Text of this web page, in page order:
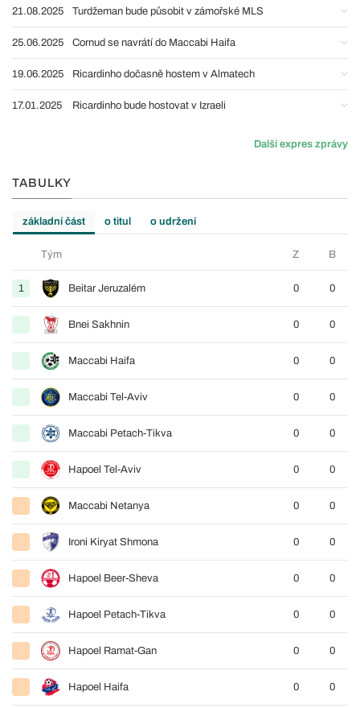
21.08.2025 Turdžeman bude působit v zámořské MLS
25.06.2025 Cornud se navrátí do Maccabi Haifa
19.06.2025 Ricardinho dočasně hostem v Almatech
17.01.2025 Ricardinho bude hostovat v Izraeli
Další expres zprávy
TABULKY
základní část o titul o udržení
Tým Z B
1 Beitar Jeruzalém 0 0
Bnei Sakhnin 0 0
Maccabi Haifa 0 0
Maccabi Tel-Aviv 0 0
Maccabi Petach-Tikva 0 0
Hapoel Tel-Aviv 0 0
Maccabi Netanya 0 0
Ironi Kiryat Shmona 0 0
Hapoel Beer-Sheva 0 0
Hapoel Petach-Tikva 0 0
Hapoel Ramat-Gan 0 0
Hapoel Haifa 0 0